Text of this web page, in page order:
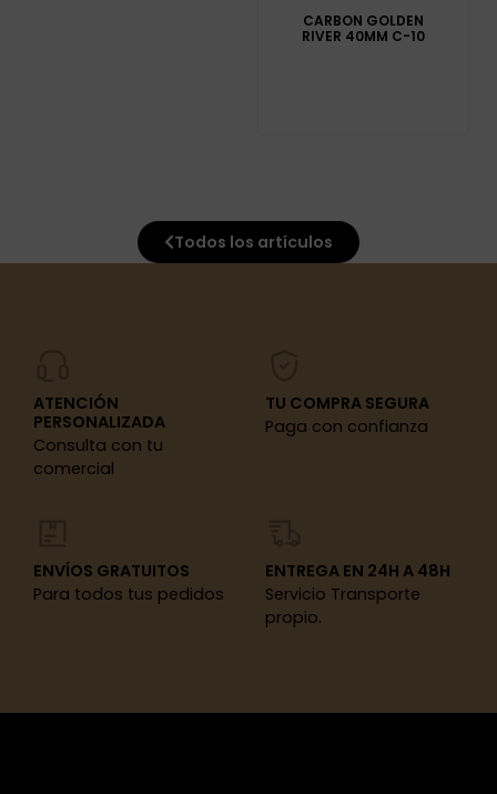
CARBON GOLDEN
RIVER 40MM C-10
Todos los artículos
ATENCIÓN
PERSONALIZADA
Consulta con tu
comercial
TU COMPRA SEGURA
Paga con confianza
ENVÍOS GRATUITOS
Para todos tus pedidos
ENTREGA EN 24H A 48H
Servicio Transporte
propio.